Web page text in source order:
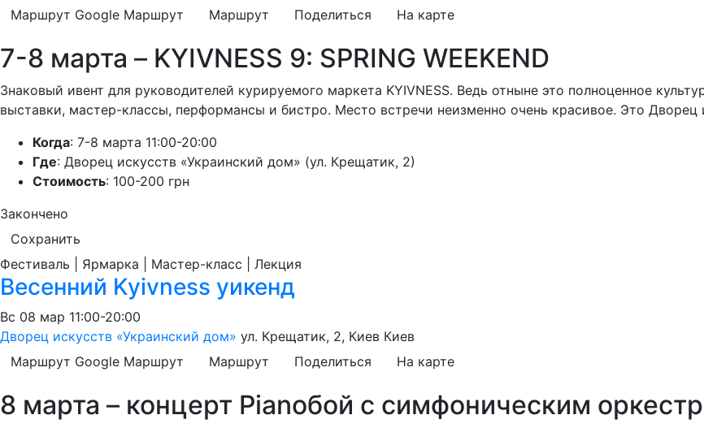
Маршрут Google Маршрут Маршрут Поделиться На карте
7-8 марта – KYIVNESS 9: SPRING WEEKEND
Знаковый ивент для руководителей курируемого маркета KYIVNESS. Ведь отныне это полноценное
выставки, мастер-классы, перформансы и бистро. Место встречи неизменно очень красивое. Это Дворец
Когда: 7-8 марта 11:00-20:00
Где: Дворец искусств «Украинский дом» (ул. Крещатик, 2)
Стоимость: 100-200 грн
Закончено
Сохранить
Фестиваль | Ярмарка | Мастер-класс | Лекция
Весенний Kyivness уикенд
Вс 08 мар 11:00-20:00
Дворец искусств «Украинский дом» ул. Крещатик, 2, Киев Киев
Маршрут Google Маршрут Маршрут Поделиться На карте
8 марта – концерт Pianoбой с симфоническим